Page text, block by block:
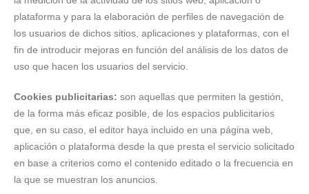
plataforma y para la elaboración de perfiles de navegación de
los usuarios de dichos sitios, aplicaciones y plataformas, con el
fin de introducir mejoras en función del análisis de los datos de
uso que hacen los usuarios del servicio.
Cookies publicitarias: son aquellas que permiten la gestión,
de la forma más eficaz posible, de los espacios publicitarios
que, en su caso, el editor haya incluido en una página web,
aplicación o plataforma desde la que presta el servicio solicitado
en base a criterios como el contenido editado o la frecuencia en
la que se muestran los anuncios.